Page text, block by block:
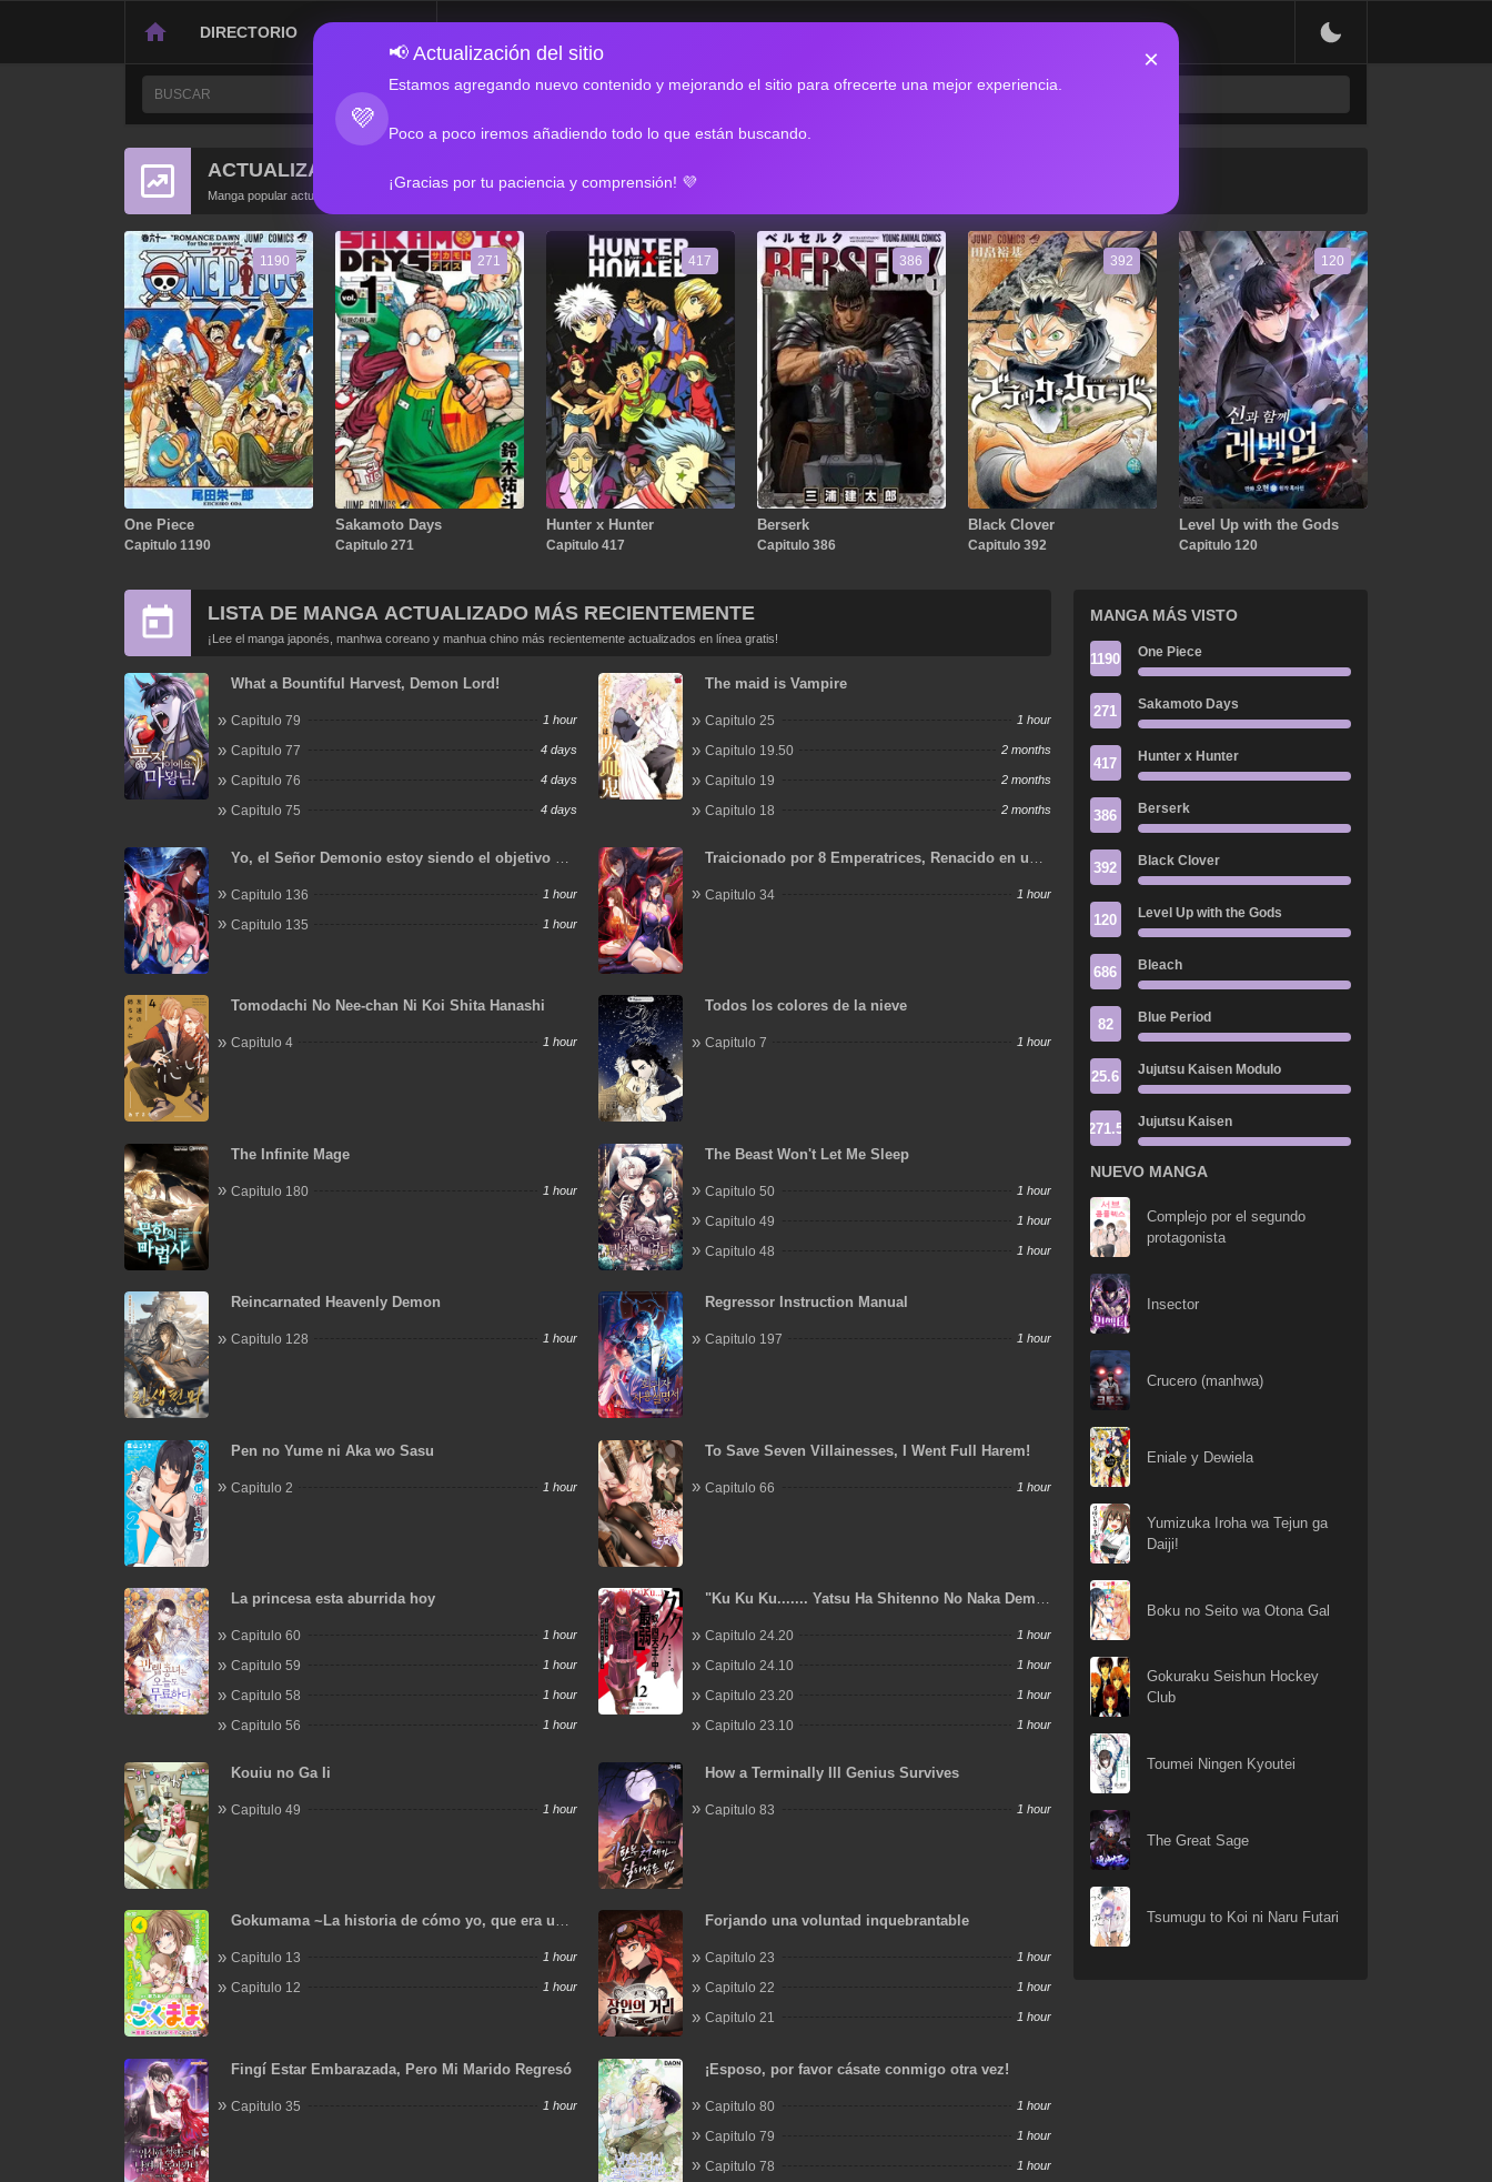
DIRECTORIO
💜
📢 Actualización del sitio
Estamos agregando nuevo contenido y mejorando el sitio para ofrecerte una mejor experiencia.
Poco a poco iremos añadiendo todo lo que están buscando.
¡Gracias por tu paciencia y comprensión! 💜
×
ACTUALIZACIONES POPULARES
Manga popular actualizado recientemente
1190
One Piece
Capitulo 1190
271
Sakamoto Days
Capitulo 271
417
Hunter x Hunter
Capitulo 417
386
Berserk
Capitulo 386
392
Black Clover
Capitulo 392
120
Level Up with the Gods
Capitulo 120
LISTA DE MANGA ACTUALIZADO MÁS RECIENTEMENTE
¡Lee el manga japonés, manhwa coreano y manhua chino más recientemente actualizados en línea gratis!
What a Bountiful Harvest, Demon Lord!
Capitulo 79 1 hour
Capitulo 77 4 days
Capitulo 76 4 days
Capitulo 75 4 days
The maid is Vampire
Capitulo 25 1 hour
Capitulo 19.50 2 months
Capitulo 19 2 months
Capitulo 18 2 months
Yo, el Señor Demonio estoy siendo el objetivo de
Capitulo 136 1 hour
Capitulo 135 1 hour
Traicionado por 8 Emperatrices, Renacido en un
Capitulo 34 1 hour
Tomodachi No Nee-chan Ni Koi Shita Hanashi
Capitulo 4 1 hour
Todos los colores de la nieve
Capitulo 7 1 hour
The Infinite Mage
Capitulo 180 1 hour
The Beast Won't Let Me Sleep
Capitulo 50 1 hour
Capitulo 49 1 hour
Capitulo 48 1 hour
Reincarnated Heavenly Demon
Capitulo 128 1 hour
Regressor Instruction Manual
Capitulo 197 1 hour
Pen no Yume ni Aka wo Sasu
Capitulo 2 1 hour
To Save Seven Villainesses, I Went Full Harem!
Capitulo 66 1 hour
La princesa esta aburrida hoy
Capitulo 60 1 hour
Capitulo 59 1 hour
Capitulo 58 1 hour
Capitulo 56 1 hour
"Ku Ku Ku....... Yatsu Ha Shitenno No Naka Demo
Seijo No Shisho Ni Naru
Capitulo 24.20 1 hour
Capitulo 24.10 1 hour
Capitulo 23.20 1 hour
Capitulo 23.10 1 hour
Kouiu no Ga Ii
Capitulo 49 1 hour
How a Terminally Ill Genius Survives
Capitulo 83 1 hour
Gokumama ~La historia de cómo yo, que era un
Capitulo 13 1 hour
Capitulo 12 1 hour
Forjando una voluntad inquebrantable
Capitulo 23 1 hour
Capitulo 22 1 hour
Capitulo 21 1 hour
Fingí Estar Embarazada, Pero Mi Marido Regresó
Capitulo 35 1 hour
¡Esposo, por favor cásate conmigo otra vez!
Capitulo 80 1 hour
Capitulo 79 1 hour
Capitulo 78 1 hour
MANGA MÁS VISTO
1190 One Piece
271 Sakamoto Days
417 Hunter x Hunter
386 Berserk
392 Black Clover
120 Level Up with the Gods
686 Bleach
82 Blue Period
25.6 Jujutsu Kaisen Modulo
271.5 Jujutsu Kaisen
NUEVO MANGA
Complejo por el segundo
protagonista
Insector
Crucero (manhwa)
Eniale y Dewiela
Yumizuka Iroha wa Tejun ga
Daiji!
Boku no Seito wa Otona Gal
Gokuraku Seishun Hockey
Club
Toumei Ningen Kyoutei
The Great Sage
Tsumugu to Koi ni Naru Futari